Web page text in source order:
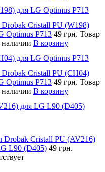
для LG Optimus P713
Drobak Cristall PU (W198)
Optimus P713 49 грн. Товар
наличии В корзину
для LG Optimus P713
Drobak Cristall PU (CH04)
Optimus P713 49 грн. Товар
наличии В корзину
для LG L90 (D405)
Drobak Cristall PU (AV216)
L90 (D405) 49 грн.